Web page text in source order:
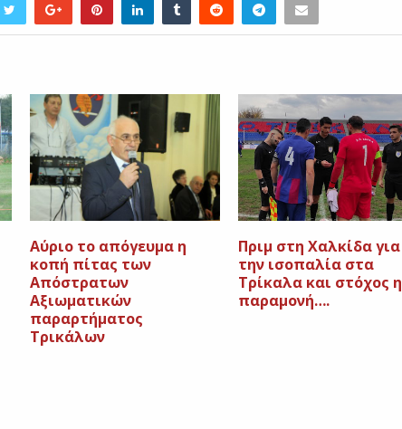
Αύριο το απόγευμα η
κοπή πίτας των
Aπόστρατων
Αξιωματικών
παραρτήματος
Τρικάλων
Πριμ στη Χαλκίδα για
την ισοπαλία στα
Τρίκαλα και στόχος η
παραμονή….